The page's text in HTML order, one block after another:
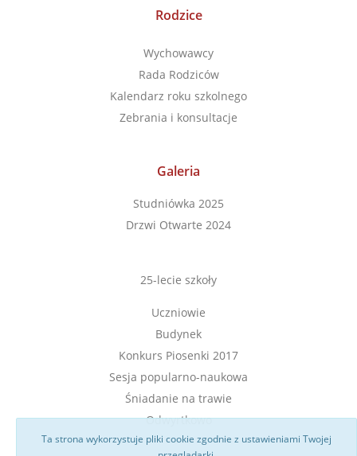
Rodzice
Wychowawcy
Rada Rodziców
Kalendarz roku szkolnego
Zebrania i konsultacje
Galeria
Studniówka 2025
Drzwi Otwarte 2024
25-lecie szkoły
Uczniowie
Budynek
Konkurs Piosenki 2017
Sesja popularno-naukowa
Śniadanie na trawie
Odwyrtkowo
Ta strona wykorzystuje pliki cookie zgodnie z ustawieniami Twojej